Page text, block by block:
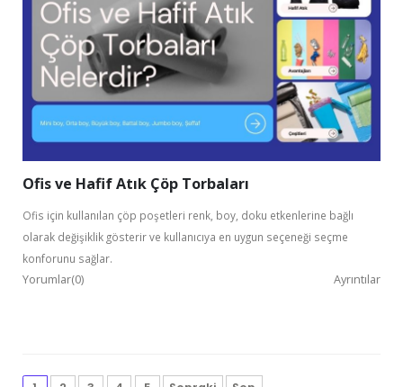
Ofis ve Hafif Atık Çöp Torbaları
Ofis için kullanılan çöp poşetleri renk, boy, doku etkenlerine bağlı
olarak değişiklik gösterir ve kullanıcıya en uygun seçeneği seçme
konforunu sağlar.
Yorumlar(0) Ayrıntılar